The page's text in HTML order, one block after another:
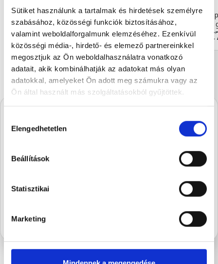
Sütiket használunk a tartalmak és hirdetések személyre
szabásához, közösségi funkciók biztosításához,
valamint weboldalforgalmunk elemzéséhez. Ezenkívül
közösségi média-, hirdető- és elemező partnereinkkel
megosztjuk az Ön weboldalhasználatra vonatkozó
adatait, akik kombinálhatják az adatokat más olyan
adatokkal, amelyeket Ön adott meg számukra vagy az
Ön által használt más szolgáltatásokból gyűjtöttek.
kiválasztása
Elengedhetetlen
Beállítások
Statisztikai
Marketing
Caramelized white chocolat...
90 g
€5.93
Szilvás Betyár
135
A Stühmernél mindig
Iratkozz fel, és elsőként értesülsz a